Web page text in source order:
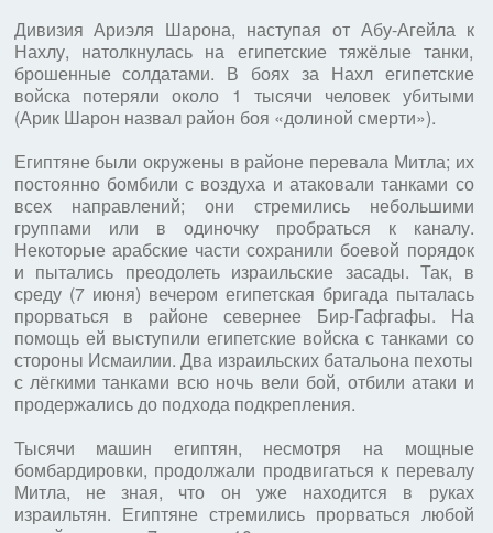
Дивизия Ариэля Шарона, наступая от Абу-Агейла к
Нахлу, натолкнулась на египетские тяжёлые танки,
брошенные солдатами. В боях за Нахл египетские
войска потеряли около 1 тысячи человек убитыми
(Арик Шарон назвал район боя «долиной смерти»).
Египтяне были окружены в районе перевала Митла; их
постоянно бомбили с воздуха и атаковали танками со
всех направлений; они стремились небольшими
группами или в одиночку пробраться к каналу.
Некоторые арабские части сохранили боевой порядок
и пытались преодолеть израильские засады. Так, в
среду (7 июня) вечером египетская бригада пыталась
прорваться в районе севернее Бир-Гафгафы. На
помощь ей выступили египетские войска с танками со
стороны Исмаилии. Два израильских батальона пехоты
с лёгкими танками всю ночь вели бой, отбили атаки и
продержались до подхода подкрепления.
Тысячи машин египтян, несмотря на мощные
бомбардировки, продолжали продвигаться к перевалу
Митла, не зная, что он уже находится в руках
израильтян. Египтяне стремились прорваться любой